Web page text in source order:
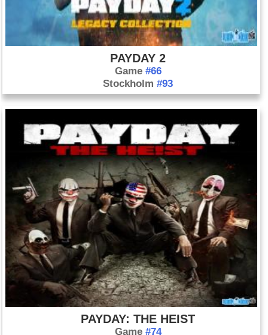
PAYDAY 2
Game #66
Stockholm #93
PAYDAY: THE HEIST
Game #74